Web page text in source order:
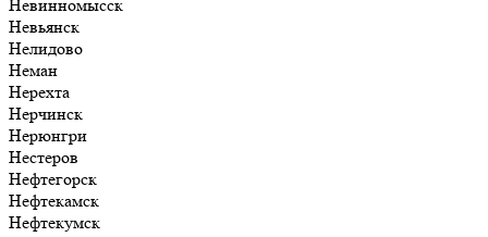
Невинномысск
Невьянск
Нелидово
Неман
Нерехта
Нерчинск
Нерюнгри
Нестеров
Нефтегорск
Нефтекамск
Нефтекумск